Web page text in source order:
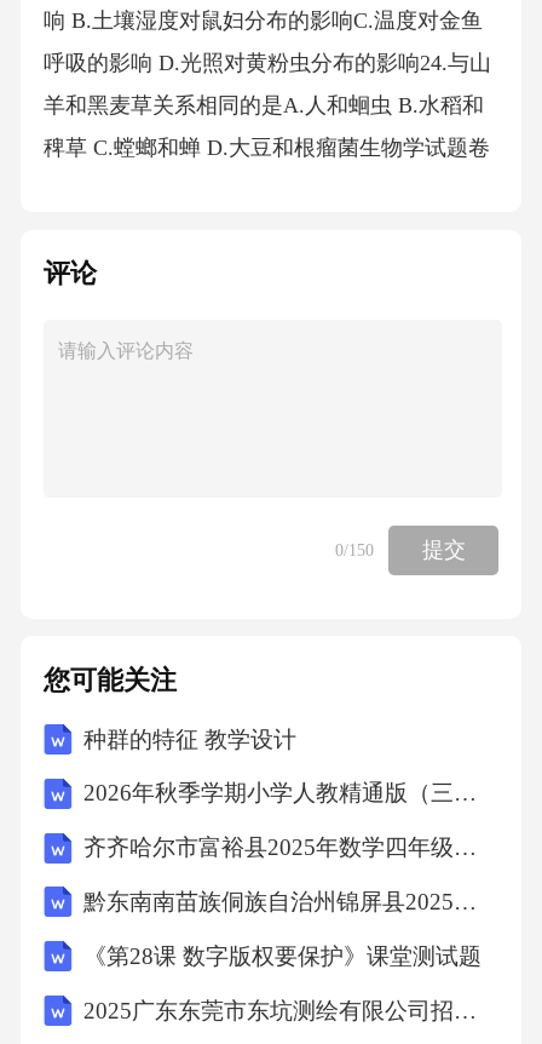
评论
0/150 提交
您可能关注
种群的特征 教学设计
2026年秋季学期小学人教精通版（三起）（新教材） 英语六年级上册教学计划含教学进度表
齐齐哈尔市富裕县2025年数学四年级下学期期末学业质量监测试题（含答案解析）
黔东南南苗族侗族自治州锦屏县2025届数学三年级下学期期末考试模拟试题（含答案解析）
《第28课 数字版权要保护》课堂测试题
2025广东东莞市东坑测绘有限公司招聘人员综合及笔试历年典型考点题库附带答案详解